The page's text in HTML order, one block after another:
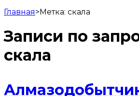
Главная>Метка: скала
Записи по
скала